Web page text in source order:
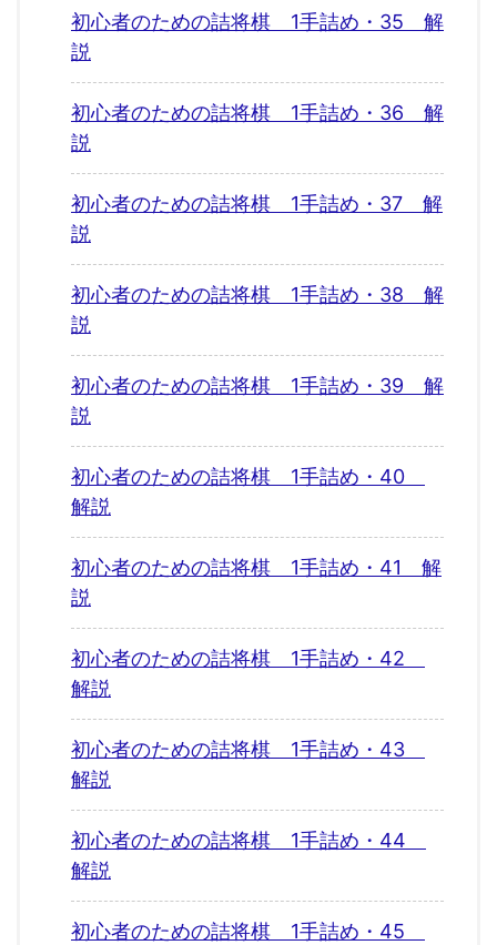
初心者のための詰将棋 1手詰め・35 解
説
初心者のための詰将棋 1手詰め・36 解
説
初心者のための詰将棋 1手詰め・37 解
説
初心者のための詰将棋 1手詰め・38 解
説
初心者のための詰将棋 1手詰め・39 解
説
初心者のための詰将棋 1手詰め・40
解説
初心者のための詰将棋 1手詰め・41 解
説
初心者のための詰将棋 1手詰め・42
解説
初心者のための詰将棋 1手詰め・43
解説
初心者のための詰将棋 1手詰め・44
解説
初心者のための詰将棋 1手詰め・45